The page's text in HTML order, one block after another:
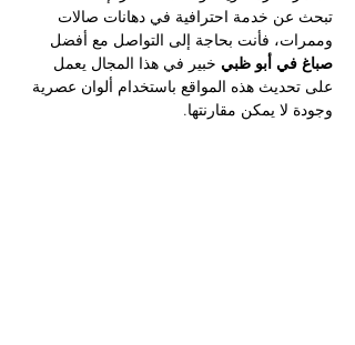
تبحث عن خدمة احترافية في دهانات صالات
وممرات، فأنت بحاجة إلى التواصل مع أفضل
صباغ في أبو ظبي خبير في هذا المجال يعمل
على تحديث هذه المواقع باستخدام ألوان عصرية
وجودة لا يمكن مقارنتها.